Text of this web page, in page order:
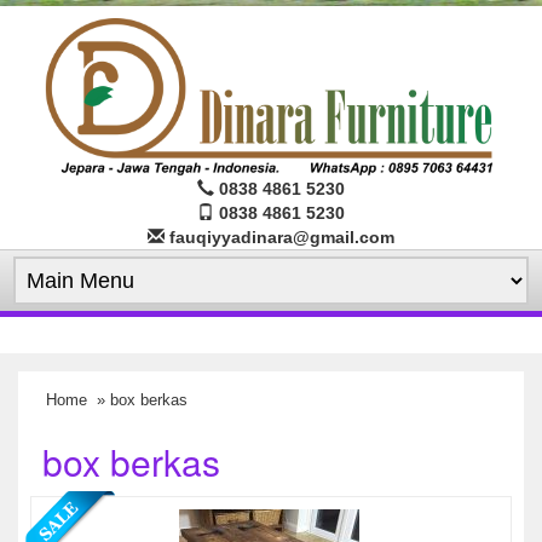
0838 4861 5230
0838 4861 5230
fauqiyyadinara@gmail.com
Home » box berkas
box berkas